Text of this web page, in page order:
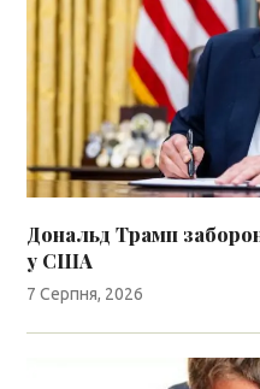
Дональд Трамп
у США
7 Серпня, 2026